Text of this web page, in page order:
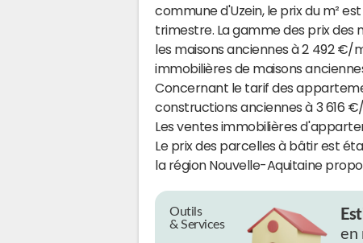
commune d'Uzein, le prix du m²
trimestre. La gamme des prix des
les maisons anciennes à 2 492 €/
immobilières de maisons
Concernant le tarif des
constructions anciennes à 3 616
Les ventes immobilières
Le prix des parcelles à bâtir est
la région Nouvelle-Aquitaine
Outils
& Services
en